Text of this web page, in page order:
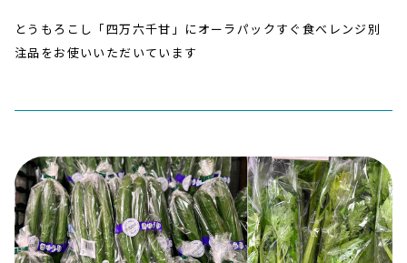
とうもろこし「四万六千甘」にオーラパックすぐ食べレンジ別
注品をお使いいただいています